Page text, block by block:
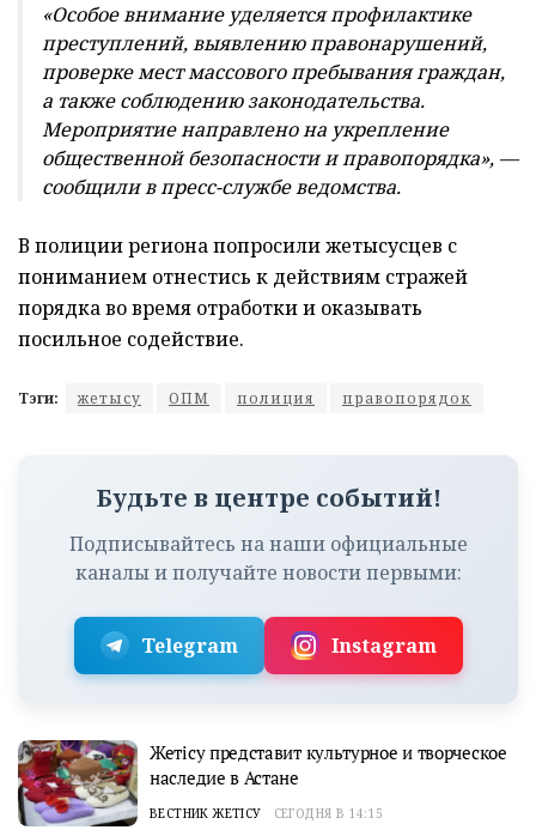
«Особое внимание уделяется профилактике
преступлений, выявлению правонарушений,
проверке мест массового пребывания граждан,
а также соблюдению законодательства.
Мероприятие направлено на укрепление
общественной безопасности и правопорядка», —
сообщили в пресс-службе ведомства.
В полиции региона попросили жетысусцев с
пониманием отнестись к действиям стражей
порядка во время отработки и оказывать
посильное содействие.
Тэги: жетысу ОПМ полиция правопорядок
Будьте в центре событий!
Подписывайтесь на наши официальные
каналы и получайте новости первыми:
Telegram Instagram
Жетісу представит культурное и творческое
наследие в Астане
ВЕСТНИК ЖЕТІСУ СЕГОДНЯ В 14:15